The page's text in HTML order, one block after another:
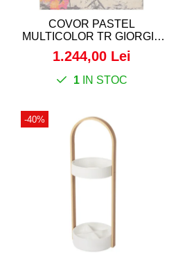
COVOR PASTEL
MULTICOLOR TR GIORGIA
WOODS (GRI, ROZ, BEJ,
VERDE PAL..)
1.244,00 Lei
1IN STOC
-40%